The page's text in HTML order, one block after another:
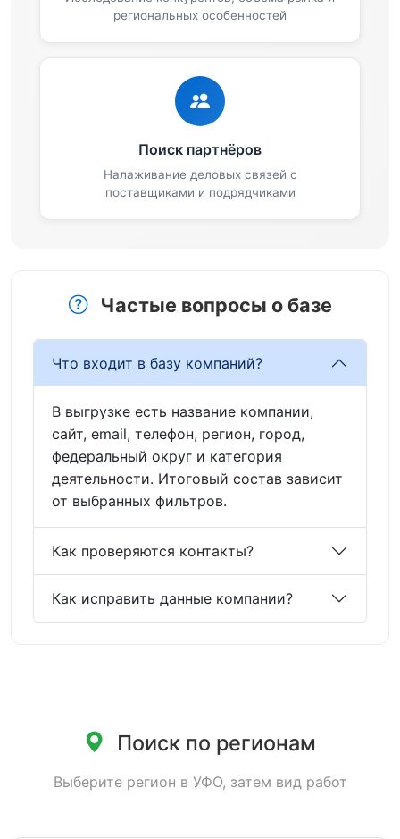
региональных особенностей
Поиск партнёров
Налаживание деловых связей с
поставщиками и подрядчиками
Частые вопросы о базе
Что входит в базу компаний?
В выгрузке есть название компании,
сайт, email, телефон, регион, город,
федеральный округ и категория
деятельности. Итоговый состав зависит
от выбранных фильтров.
Как проверяются контакты?
Как исправить данные компании?
Поиск по регионам
Выберите регион в УФО, затем вид работ